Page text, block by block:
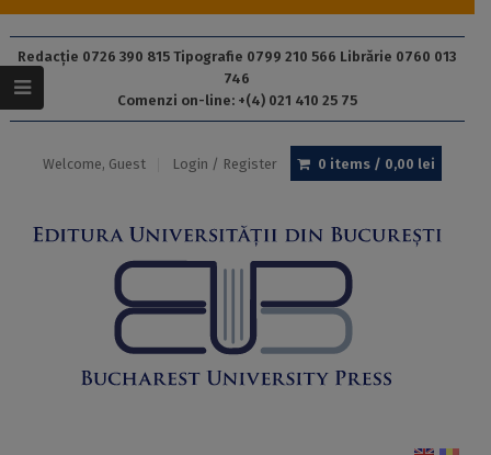
Redacție 0726 390 815 Tipografie 0799 210 566 Librărie 0760 013
746
Comenzi on-line: +(4) 021 410 25 75
Welcome, Guest Login / Register 0 items / 0,00 lei